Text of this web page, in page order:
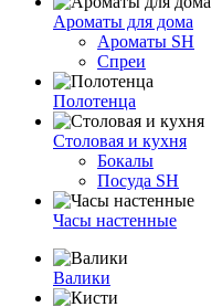
Ароматы для дома
Ароматы SH
Спреи
Полотенца
Столовая и кухня
Бокалы
Посуда SH
Часы настенные
Валики